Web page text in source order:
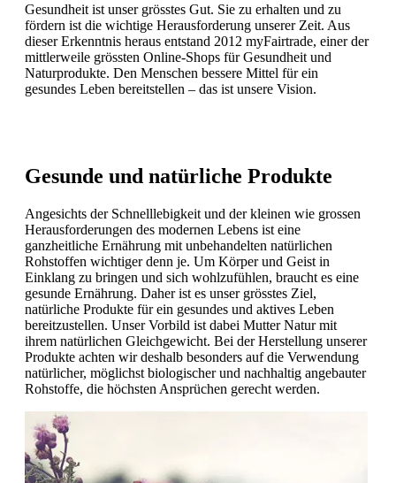
Gesundheit ist unser grösstes Gut. Sie zu erhalten und zu
fördern ist die wichtige Herausforderung unserer Zeit. Aus
dieser Erkenntnis heraus entstand 2012 myFairtrade, einer der
mittlerweile grössten Online-Shops für Gesundheit und
Naturprodukte. Den Menschen bessere Mittel für ein
gesundes Leben bereitstellen – das ist unsere Vision.
Gesunde und natürliche Produkte
Angesichts der Schnelllebigkeit und der kleinen wie grossen
Herausforderungen des modernen Lebens ist eine
ganzheitliche Ernährung mit unbehandelten natürlichen
Rohstoffen wichtiger denn je. Um Körper und Geist in
Einklang zu bringen und sich wohlzufühlen, braucht es eine
gesunde Ernährung. Daher ist es unser grösstes Ziel,
natürliche Produkte für ein gesundes und aktives Leben
bereitzustellen. Unser Vorbild ist dabei Mutter Natur mit
ihrem natürlichen Gleichgewicht. Bei der Herstellung unserer
Produkte achten wir deshalb besonders auf die Verwendung
natürlicher, möglichst biologischer und nachhaltig angebauter
Rohstoffe, die höchsten Ansprüchen gerecht werden.